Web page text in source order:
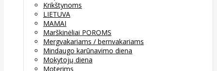
Krikštynoms
LIETUVA
MAMAI
Marškinėliai POROMS
Mergvakariams / bernvakariams
Mindaugo karūnavimo diena
Mokytojų diena
Moterims